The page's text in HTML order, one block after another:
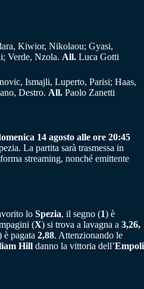
Kiwior, Nikolaou; Gyasi,
Verde, Nzola. All. Luca Gotti
Ismajli, Luperto, Parisi; Haas,
Destro. All. Paolo Zanetti
14 agosto alle ore 20:45
La partita sarà trasmessa in
streaming, nonché emittente
lo Spezia, il segno (1) è
(X) si trova a lavagna a 3,26,
è pagata 2,88. Attenzionando le
Hill danno la vittoria dell’Empoli